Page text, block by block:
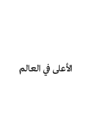
الأعلى في العالم